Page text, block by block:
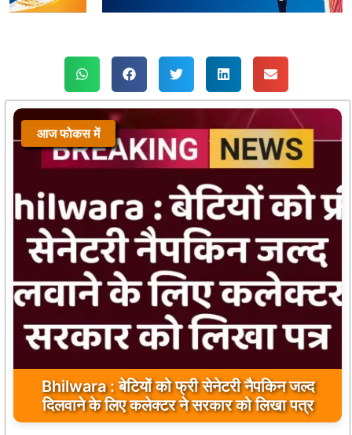
आज फोकस में
Bhilwara : सभी निर्माण कार्य गुणवत्तापूर्ण हो, क्वालिटी से
कोई समझौता नहीं किया जाए: संजय माथुर